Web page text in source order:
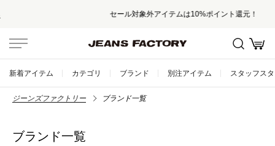
セール対象外アイテムは10%ポイント還元！
新着アイテム カテゴリ ブランド 別注アイテム スタッフス
ジーンズファクトリー ブランド一覧
ブランド一覧